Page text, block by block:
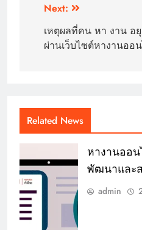
Post
navigation
Next:
เหตุผลที่คน หา งาน อ
ผ่านเว็บไซต์หางานออ
Related News
หางานออ
พัฒนาและ
admin